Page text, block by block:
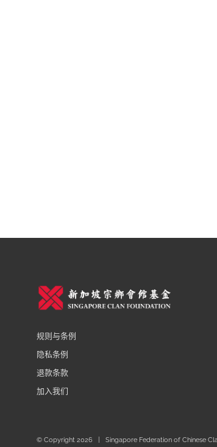
规则与条例
隐私条例
退款条款
加入我们
© Copyright 2026 | Singapore Federation of Chinese